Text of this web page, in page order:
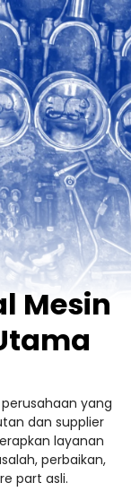
Mesin
yang
dan supplier
layanan
perbaikan,
part asli.